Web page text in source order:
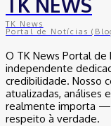
TK News
Portal de Notícias
O TK News Portal de
independente
credibilidade. Nosso
atualizadas, análises
realmente importa —
respeito à verdade.